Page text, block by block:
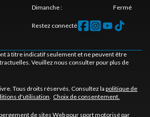
Dimanche: Fermé
Restez connecté
à titre indicatif seulement et ne peuvent être
Veuillez nous consulter pour plus de
Tous droits réservés. Consultez la politique de
d'utilisation. Choix de consentement.
de sitesWeb pour sport motorisé par